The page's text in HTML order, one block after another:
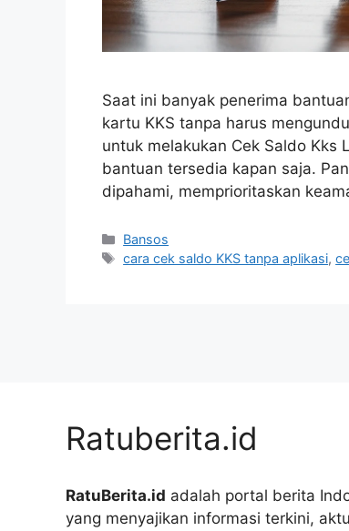
Saat ini banyak penerima
kartu KKS tanpa harus
untuk melakukan Cek Saldo Kks
bantuan tersedia kapan saja.
dipahami, memprioritaskan
Kategori
Bansos
Tag
cara cek saldo KKS tanpa aplikasi,
Ratuberita.id
RatuBerita.id adalah portal berita
yang menyajikan informasi terkini,